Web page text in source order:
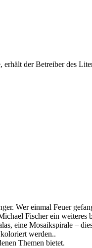
der Betreiber des
Wer einmal Feuer
Fischer ein
eine Mosaikspirale –
werden..
Themen bietet.